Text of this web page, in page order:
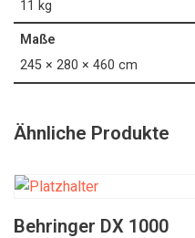
11 kg
Maße
245 × 280 × 460 cm
Ähnliche Produkte
Behringer DX 1000